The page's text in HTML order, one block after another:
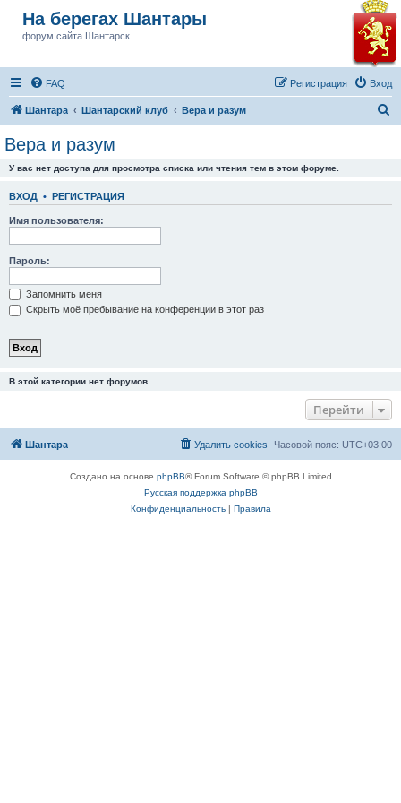
На берегах Шантары
форум сайта Шантарск
FAQ Вход
Регистрация
Шантара Шантарский клуб Вера и разум
Вера и разум
У вас нет доступа для просмотра списка или чтения тем в этом форуме.
ВХОД • РЕГИСТРАЦИЯ
Имя пользователя:
Пароль:
Запомнить меня
Скрыть моё пребывание на конференции в этот раз
В этой категории нет форумов.
Перейти
Шантара Часовой пояс: UTC+03:00
Удалить cookies
Создано на основе phpBB® Forum Software © phpBB Limited
Русская поддержка phpBB
Конфиденциальность| Правила